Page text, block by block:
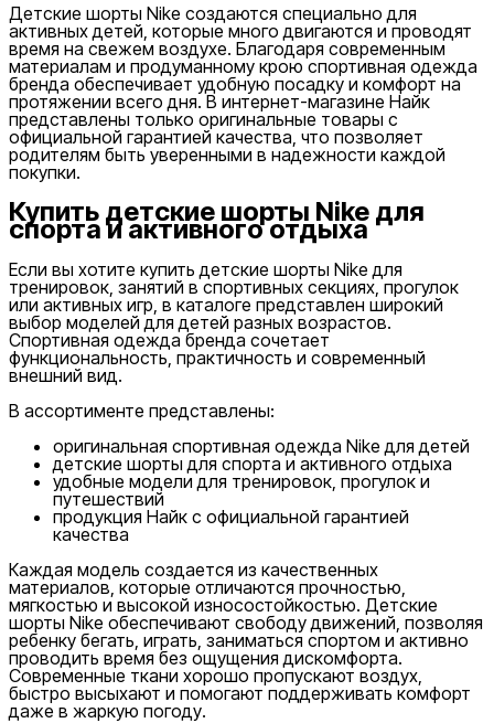
Детские шорты Nike создаются специально для
активных детей, которые много двигаются и проводят
время на свежем воздухе. Благодаря современным
материалам и продуманному крою спортивная одежда
бренда обеспечивает удобную посадку и комфорт на
протяжении всего дня. В интернет-магазине Найк
представлены только оригинальные товары с
официальной гарантией качества, что позволяет
родителям быть уверенными в надежности каждой
покупки.
Купить детские шорты Nike для
спорта и активного отдыха
Если вы хотите купить детские шорты Nike для
тренировок, занятий в спортивных секциях, прогулок
или активных игр, в каталоге представлен широкий
выбор моделей для детей разных возрастов.
Спортивная одежда бренда сочетает
функциональность, практичность и современный
внешний вид.
В ассортименте представлены:
оригинальная спортивная одежда Nike для детей
детские шорты для спорта и активного отдыха
удобные модели для тренировок, прогулок и
путешествий
продукция Найк с официальной гарантией
качества
Каждая модель создается из качественных
материалов, которые отличаются прочностью,
мягкостью и высокой износостойкостью. Детские
шорты Nike обеспечивают свободу движений, позволяя
ребенку бегать, играть, заниматься спортом и активно
проводить время без ощущения дискомфорта.
Современные ткани хорошо пропускают воздух,
быстро высыхают и помогают поддерживать комфорт
даже в жаркую погоду.